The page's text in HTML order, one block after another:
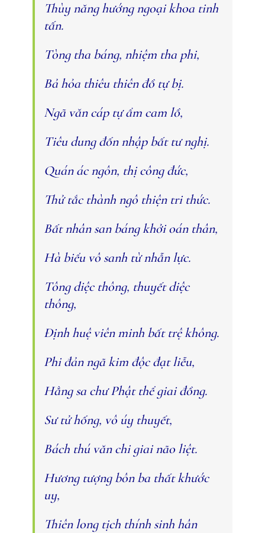
Thùy năng hướng ngoại khoa tinh
tấn.
Tòng tha báng, nhiệm tha phi,
Bả hỏa thiêu thiên đồ tự bị.
Ngã văn cáp tự ẩm cam lồ,
Tiêu dung đốn nhập bất tư nghị.
Quán ác ngôn, thị công đức,
Thử tắc thành ngô thiện tri thức.
Bất nhân san báng khởi oán thân,
Hà biểu vô sanh từ nhẫn lực.
Tông diệc thông, thuyết diệc
thông,
Ðịnh huệ viên minh bất trệ không.
Phi đản ngã kim độc đạt liễu,
Hằng sa chư Phật thể giai đồng.
Sư tử hống, vô úy thuyết,
Bách thú văn chi giai não liệt.
Hương tượng bôn ba thất khước
uy,
Thiên long tịch thính sinh hân